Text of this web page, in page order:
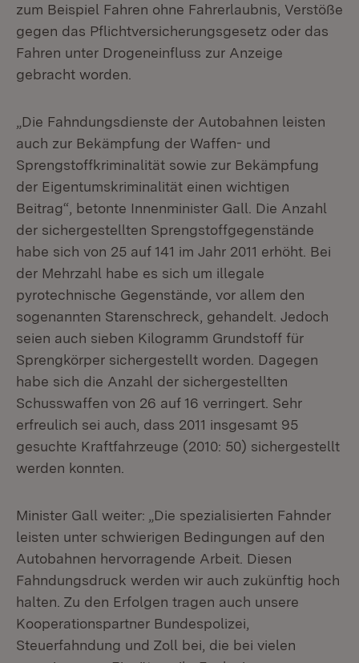
zum Beispiel Fahren ohne Fahrerlaubnis, Verstöße
gegen das Pflichtversicherungsgesetz oder das
Fahren unter Drogeneinfluss zur Anzeige
gebracht worden.
„Die Fahndungsdienste der Autobahnen leisten
auch zur Bekämpfung der Waffen- und
Sprengstoffkriminalität sowie zur Bekämpfung
der Eigentumskriminalität einen wichtigen
Beitrag“, betonte Innenminister Gall. Die Anzahl
der sichergestellten Sprengstoffgegenstände
habe sich von 25 auf 141 im Jahr 2011 erhöht. Bei
der Mehrzahl habe es sich um illegale
pyrotechnische Gegenstände, vor allem den
sogenannten Starenschreck, gehandelt. Jedoch
seien auch sieben Kilogramm Grundstoff für
Sprengkörper sichergestellt worden. Dagegen
habe sich die Anzahl der sichergestellten
Schusswaffen von 26 auf 16 verringert. Sehr
erfreulich sei auch, dass 2011 insgesamt 95
gesuchte Kraftfahrzeuge (2010: 50) sichergestellt
werden konnten.
Minister Gall weiter: „Die spezialisierten Fahnder
leisten unter schwierigen Bedingungen auf den
Autobahnen hervorragende Arbeit. Diesen
Fahndungsdruck werden wir auch zukünftig hoch
halten. Zu den Erfolgen tragen auch unsere
Kooperationspartner Bundespolizei,
Steuerfahndung und Zoll bei, die bei vielen